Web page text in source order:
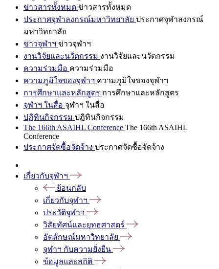
ข่าวสารทั้งหมด ข่าวสารทั้งหมด
ประกาศจุฬาลงกรณ์มหาวิทยาลัย ประกาศจุฬาลงกรณ์
มหาวิทยาลัย
ข่าวจุฬาฯ ข่าวจุฬาฯ
งานวิจัยและนวัตกรรม งานวิจัยและนวัตกรรม
ความร่วมมือ ความร่วมมือ
ความภูมิใจของจุฬาฯ ความภูมิใจของจุฬาฯ
การศึกษาและหลักสูตร การศึกษาและหลักสูตร
จุฬาฯ ในสื่อ จุฬาฯ ในสื่อ
ปฏิทินกิจกรรม ปฏิทินกิจกรรม
The 166th ASAIHL Conference The 166th ASAIHL
Conference
ประกาศจัดซื้อจัดจ้าง ประกาศจัดซื้อจัดจ้าง
เกี่ยวกับจุฬาฯ
ย้อนกลับ
เกี่ยวกับจุฬาฯ
ประวัติจุฬาฯ
วิสัยทัศน์และยุทธศาสตร์
อัตลักษณ์มหาวิทยาลัย
จุฬาฯ กับความยั่งยืน
ข้อมูลและสถิติ